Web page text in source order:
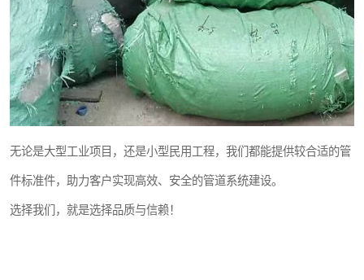
无论是大型工业项目，还是小型民用工程，我们都能提供较合适的管
件标准件，助力客户实现高效、安全的管道系统建设。
选择我们，就是选择品质与信赖！